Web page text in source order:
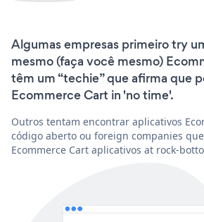
Algumas empresas primeiro try
mesmo (faça você mesmo)
têm um “techie” que afirma que
Ecommerce Cart in 'no time'.
Outros tentam encontrar aplicativos
código aberto ou foreign companies
Ecommerce Cart aplicativos at rock-